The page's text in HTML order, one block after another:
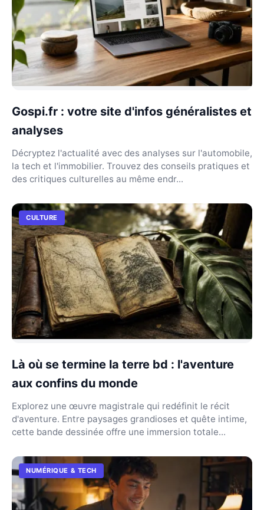
Gospi.fr : votre site d'infos généralistes et
analyses
Décryptez l'actualité avec des analyses sur l'automobile,
la tech et l'immobilier. Trouvez des conseils pratiques et
des critiques culturelles au même endr...
CULTURE
Là où se termine la terre bd : l'aventure
aux confins du monde
Explorez une œuvre magistrale qui redéfinit le récit
d'aventure. Entre paysages grandioses et quête intime,
cette bande dessinée offre une immersion totale...
NUMÉRIQUE & TECH